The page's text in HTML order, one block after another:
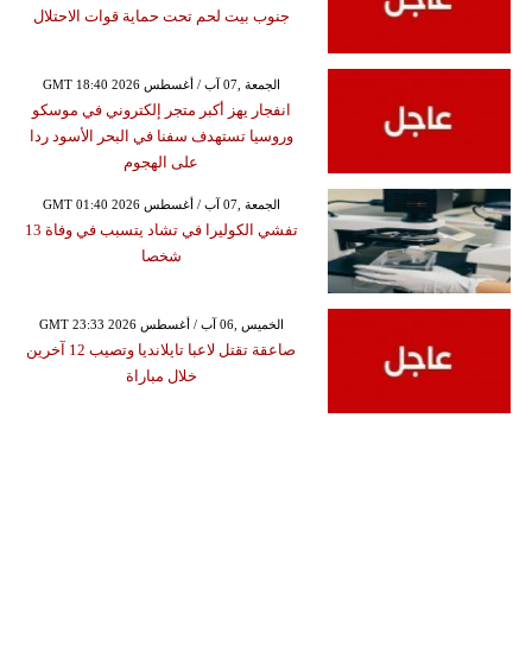
جنوب بيت لحم تحت حماية قوات الاحتلال
GMT 18:40 2026 الجمعة ,07 آب / أغسطس
انفجار يهز أكبر متجر إلكتروني في موسكو
وروسيا تستهدف سفنا في البحر الأسود ردا
على الهجوم
GMT 01:40 2026 الجمعة ,07 آب / أغسطس
تفشي الكوليرا في تشاد يتسبب في وفاة 13
شخصا
GMT 23:33 2026 الخميس ,06 آب / أغسطس
صاعقة تقتل لاعبا تايلانديا وتصيب 12 آخرين
خلال مباراة